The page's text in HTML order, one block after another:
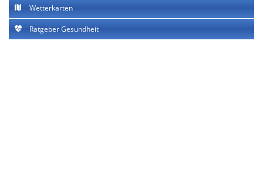
Wetterkarten
Ratgeber Gesundheit